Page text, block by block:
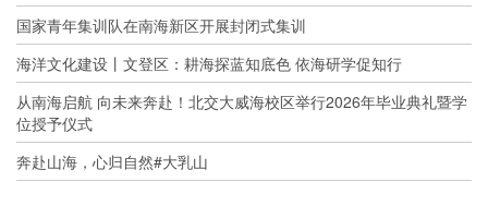
国家青年集训队在南海新区开展封闭式集训
海洋文化建设丨文登区：耕海探蓝知底色 依海研学促知行
从南海启航 向未来奔赴！北交大威海校区举行2026年毕业典礼暨学
位授予仪式
奔赴山海，心归自然#大乳山